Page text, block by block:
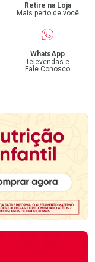
Retire na Loja
Mais perto de você
WhatsApp
Televendas e
Fale Conosco